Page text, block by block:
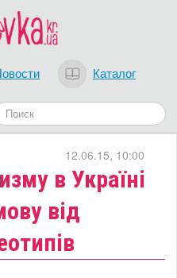
Каталог
в Україні
від
12.06.15, 10:00